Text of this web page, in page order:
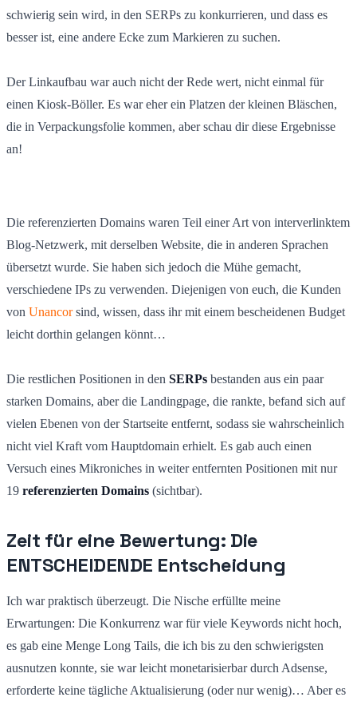
schwierig sein wird, in den SERPs zu konkurrieren, und dass es
besser ist, eine andere Ecke zum Markieren zu suchen.
Der Linkaufbau war auch nicht der Rede wert, nicht einmal für
einen Kiosk-Böller. Es war eher ein Platzen der kleinen Bläschen,
die in Verpackungsfolie kommen, aber schau dir diese Ergebnisse
an!
Die referenzierten Domains waren Teil einer Art von interverlinktem
Blog-Netzwerk, mit derselben Website, die in anderen Sprachen
übersetzt wurde. Sie haben sich jedoch die Mühe gemacht,
verschiedene IPs zu verwenden. Diejenigen von euch, die Kunden
von Unancorsind, wissen, dass ihr mit einem bescheidenen Budget
leicht dorthin gelangen könnt…
Die restlichen Positionen in den SERPs bestanden aus ein paar
starken Domains, aber die Landingpage, die rankte, befand sich auf
vielen Ebenen von der Startseite entfernt, sodass sie wahrscheinlich
nicht viel Kraft vom Hauptdomain erhielt. Es gab auch einen
Versuch eines Mikroniches in weiter entfernten Positionen mit nur
19 referenzierten Domains (sichtbar).
Zeit für eine Bewertung: Die
ENTSCHEIDENDE Entscheidung
Ich war praktisch überzeugt. Die Nische erfüllte meine
Erwartungen: Die Konkurrenz war für viele Keywords nicht hoch,
es gab eine Menge Long Tails, die ich bis zu den schwierigsten
ausnutzen konnte, sie war leicht monetarisierbar durch Adsense,
erforderte keine tägliche Aktualisierung (oder nur wenig)… Aber es